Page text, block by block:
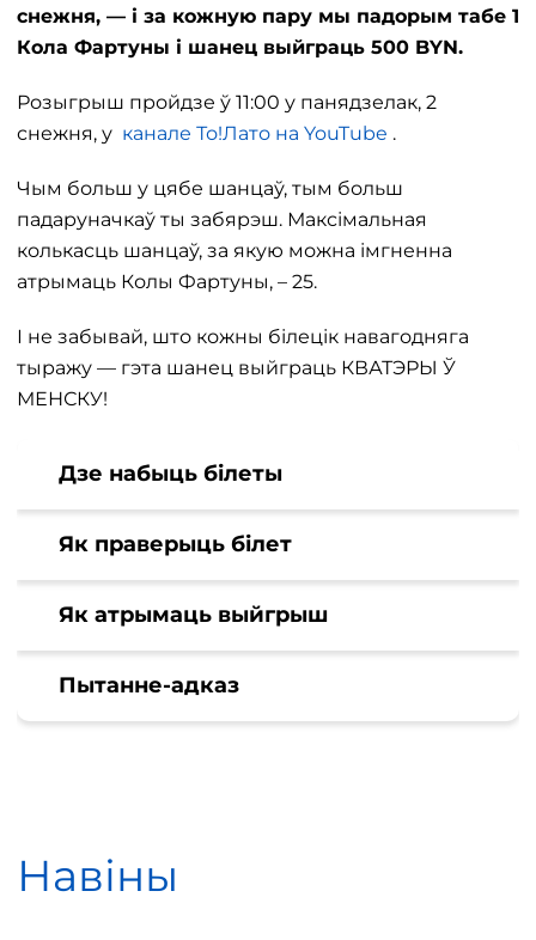
снежня, — і за кожную пару мы падорым табе 1
Кола Фартуны і шанец выйграць 500 BYN.
Розыгрыш пройдзе ў 11:00 у панядзелак, 2
снежня, у канале То!Лато на YouTube .
Чым больш у цябе шанцаў, тым больш
падаруначкаў ты забярэш. Максімальная
колькасць шанцаў, за якую можна імгненна
атрымаць Колы Фартуны, – 25.
І не забывай, што кожны білецік навагодняга
тыражу — гэта шанец выйграць КВАТЭРЫ Ў
МЕНСКУ!
Дзе набыць білеты
Як праверыць білет
Як атрымаць выйгрыш
Пытанне-адказ
Навіны